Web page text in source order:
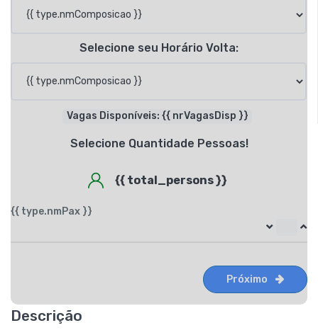
Selecione seu Horário Volta:
Vagas Disponíveis: {{ nrVagasDisp }}
Selecione Quantidade Pessoas!
{{ total_persons }}
{{ type.nmPax }}
Próximo
Descrição